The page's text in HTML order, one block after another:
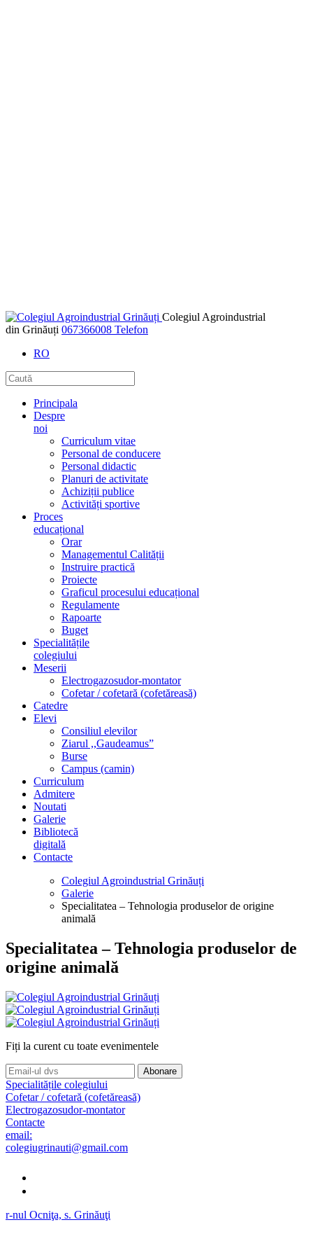
Colegiul Agroindustrial
din Grinăuți 067366008 Telefon
RO
Principala
Despre
noi
Curriculum vitae
Personal de conducere
Personal didactic
Planuri de activitate
Achiziții publice
Activități sportive
Proces
educațional
Orar
Managementul Calității
Instruire practică
Proiecte
Graficul procesului educațional
Regulamente
Rapoarte
Buget
Specialitățile
colegiului
Meserii
Electrogazosudor-montator
Cofetar / cofetară (cofetăreasă)
Catedre
Elevi
Consiliul elevilor
Ziarul ,,Gaudeamus”
Burse
Campus (camin)
Curriculum
Admitere
Noutati
Galerie
Bibliotecă
digitală
Contacte
Colegiul Agroindustrial Grinăuți
Galerie
Specialitatea – Tehnologia produselor de origine
animală
Specialitatea – Tehnologia produselor de
origine animală
Fiți la curent cu toate evenimentele
Abonare
Specialitățile colegiului
Cofetar / cofetară (cofetăreasă)
Electrogazosudor-montator
Contacte
email:
colegiugrinauti@gmail.com
r-nul Ocniţa, s. Grinăuţi